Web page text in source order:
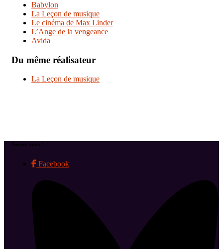
Babylon
La Leçon de musique
Le cinéma de Max Linder
L’Ange de la vengeance
Avida
Du même réalisateur
La Leçon de musique
Suivez-nous !
Facebook